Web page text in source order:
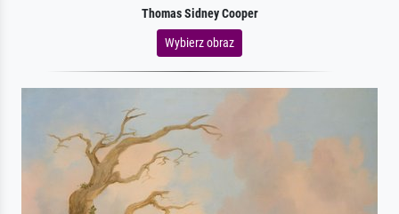
Thomas Sidney Cooper
Wybierz obraz